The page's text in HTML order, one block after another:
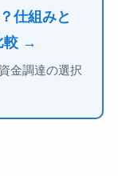
仕組みと
較 →
金調達の選択